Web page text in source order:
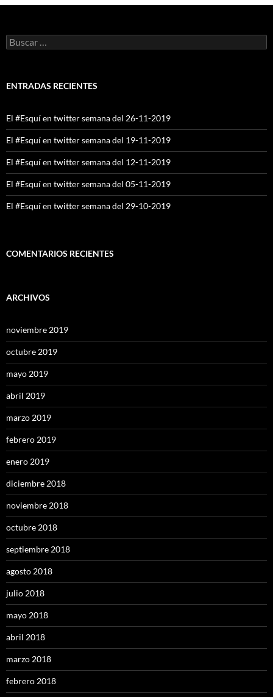
Buscar:
ENTRADAS RECIENTES
El #Esquí en twitter semana del 26-11-2019
El #Esquí en twitter semana del 19-11-2019
El #Esquí en twitter semana del 12-11-2019
El #Esquí en twitter semana del 05-11-2019
El #Esquí en twitter semana del 29-10-2019
COMENTARIOS RECIENTES
ARCHIVOS
noviembre 2019
octubre 2019
mayo 2019
abril 2019
marzo 2019
febrero 2019
enero 2019
diciembre 2018
noviembre 2018
octubre 2018
septiembre 2018
agosto 2018
julio 2018
mayo 2018
abril 2018
marzo 2018
febrero 2018